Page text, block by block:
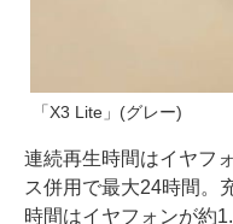
「X3 Lite」(グレー)
連続再生時間はイヤフ
ス併用で最大24時間。
時間はイヤフォンが約